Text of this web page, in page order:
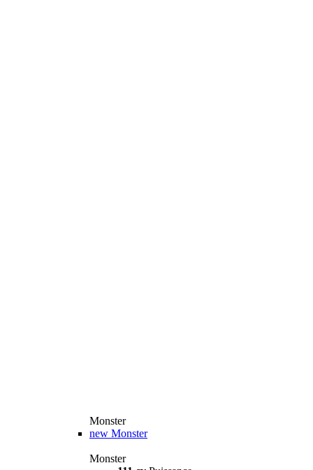
Monster
new Monster
Monster